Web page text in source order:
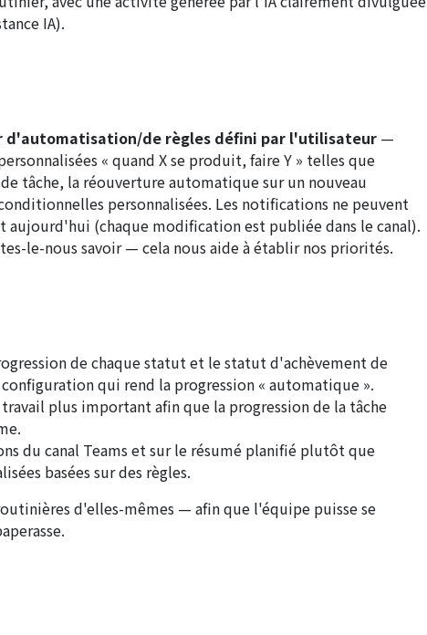
IA).
d'automatisation/de règles défini par l'utilisateur —
« quand X se produit, faire Y » telles que
tâche, la réouverture automatique sur un nouveau
personnalisées. Les notifications ne peuvent
aujourd'hui (chaque modification est publiée dans le canal).
le-nous savoir — cela nous aide à établir nos priorités.
de chaque statut et le statut d'achèvement de
qui rend la progression « automatique ».
plus important afin que la progression de la tâche
du canal Teams et sur le résumé planifié plutôt que
basées sur des règles.
d'elles-mêmes — afin que l'équipe puisse se